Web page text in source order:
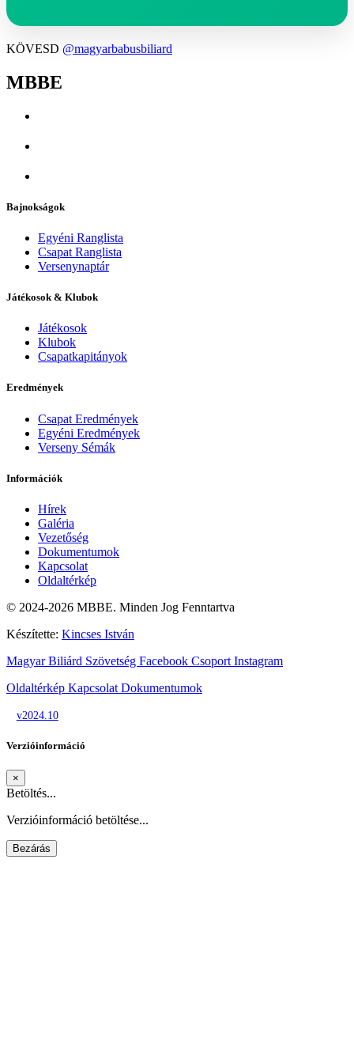
KÖVESD @magyarbabusbiliard
MBBE
Bajnokságok
Egyéni Ranglista
Csapat Ranglista
Versenynaptár
Játékosok & Klubok
Játékosok
Klubok
Csapatkapitányok
Eredmények
Csapat Eredmények
Egyéni Eredmények
Verseny Sémák
Információk
Hírek
Galéria
Vezetőség
Dokumentumok
Kapcsolat
Oldaltérkép
© 2024-2026 MBBE. Minden Jog Fenntartva
Készítette: Kincses István
Magyar Biliárd Szövetség Facebook Csoport Instagram
Oldaltérkép Kapcsolat Dokumentumok
v2024.10
Verzióinformáció
×
Betöltés...
Verzióinformáció betöltése...
Bezárás